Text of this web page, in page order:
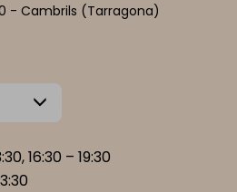
- Cambrils (Tarragona)
16:30 – 19:30